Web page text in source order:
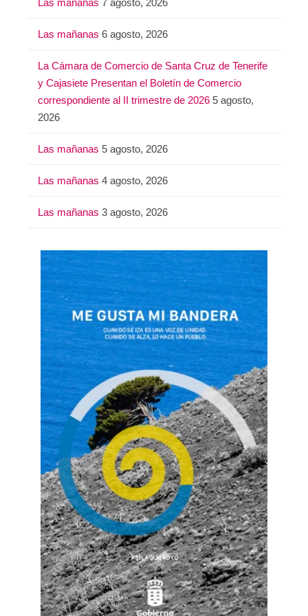
Las mañanas 6 agosto, 2026
La Cámara de Comercio de Santa Cruz de Tenerife
y Cajasiete Presentan el Boletín de Comercio
correspondiente al II trimestre de 2026 5 agosto,
2026
Las mañanas 5 agosto, 2026
Las mañanas 4 agosto, 2026
Las mañanas 3 agosto, 2026